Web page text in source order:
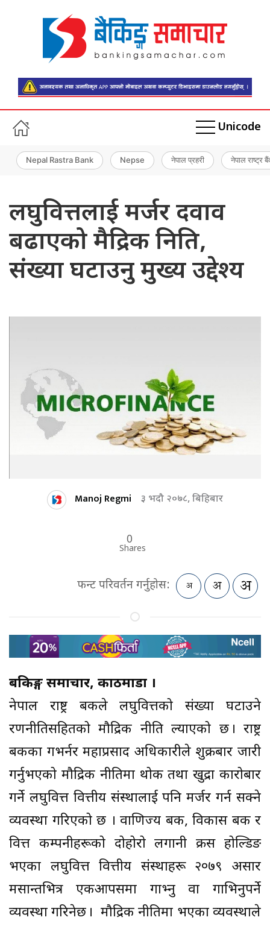
Unicode
Nepal Rastra Bank Nepse नेपाल प्रहरी नेपाल राष्ट्र
लघुवित्तलाई मर्जर दवाव
बढाएको मैद्रिक निति,
संख्या घटाउनु मुख्य उद्देश्य
Manoj Regmi ३ भदौ २०७८, बिहिबार
0
Shares
फन्ट परिवर्तन गर्नुहोस:
बैंकिङ्ग समाचार, काठमाडौं ।
नेपाल राष्ट्र बैंकले लघुवित्तको संख्या घटाउने
रणनीतिसहितको मौद्रिक नीति ल्याएको छ । राष्ट्र
बैंकका गभर्नर महाप्रसाद अधिकारीले शुक्रबार जारी
गर्नुभएको मौद्रिक नीतिमा थोक तथा खुद्रा कारोबार
गर्ने लघुवित्त वित्तीय संस्थालाई पनि मर्जर गर्न सक्ने
व्यवस्था गरिएको छ । वाणिज्य बैंक, विकास बैंक र
वित्त कम्पनीहरूको दोहोरो लगानी क्रस होल्डिङ
भएका लघुवित्त वित्तीय संस्थाहरू २०७९ असार
मसान्तभित्र एकआपसमा गाभ्नु वा गाभिनुपर्ने
व्यवस्था गरिनेछ । मौद्रिक नीतिमा भएका व्यवस्थाले